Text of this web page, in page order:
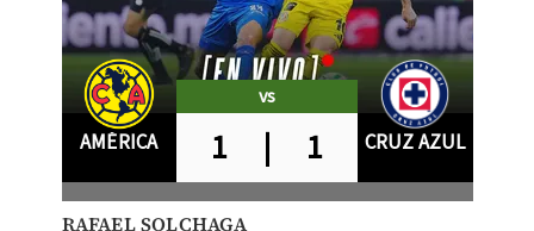
vs
AMÉRICA 1 | 1 CRUZ AZUL
RAFAEL SOLCHAGA